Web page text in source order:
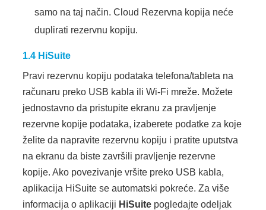
samo na taj način. Cloud Rezervna kopija neće
duplirati rezervnu kopiju.
1.4 HiSuite
Pravi rezervnu kopiju podataka telefona/tableta na
računaru preko USB kabla ili Wi-Fi mreže. Možete
jednostavno da pristupite ekranu za pravljenje
rezervne kopije podataka, izaberete podatke za koje
želite da napravite rezervnu kopiju i pratite uputstva
na ekranu da biste završili pravljenje rezervne
kopije. Ako povezivanje vršite preko USB kabla,
aplikacija HiSuite se automatski pokreće. Za više
informacija o aplikaciji HiSuite pogledajte odeljak